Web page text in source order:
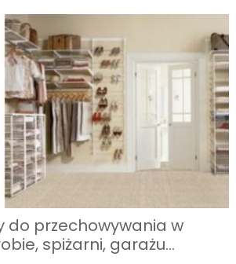
do przechowywania w
spiżarni, garażu…